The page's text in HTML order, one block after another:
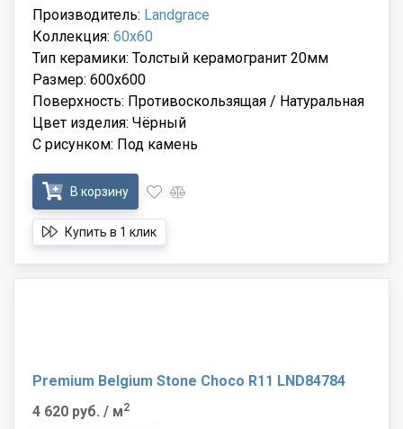
Производитель: Landgrace
Коллекция: 60x60
Тип керамики: Толстый керамогранит 20мм
Размер: 600x600
Поверхность: Противоскользящая / Натуральная
Цвет изделия: Чёрный
С рисунком: Под камень
В корзину
Купить в 1 клик
Premium Belgium Stone Choco R11 LND84784
4 620 руб. / м2